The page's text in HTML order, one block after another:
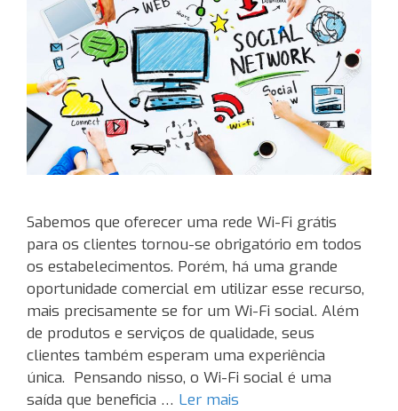
Sabemos que oferecer uma rede Wi-Fi grátis
para os clientes tornou-se obrigatório em todos
os estabelecimentos. Porém, há uma grande
oportunidade comercial em utilizar esse recurso,
mais precisamente se for um Wi-Fi social. Além
de produtos e serviços de qualidade, seus
clientes também esperam uma experiência
única. Pensando nisso, o Wi-Fi social é uma
saída que beneficia … Ler mais